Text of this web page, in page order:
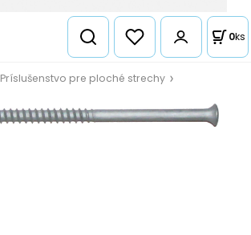
0ks
Príslušenstvo pre ploché strechy